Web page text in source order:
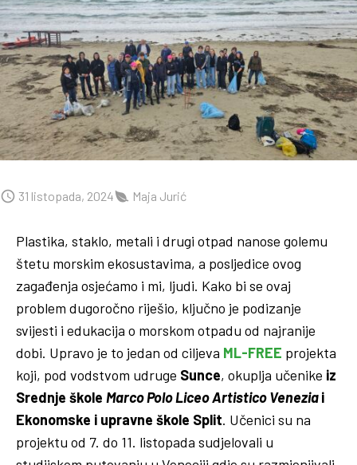
31 listopada, 2024 Maja Jurić
Plastika, staklo, metali i drugi otpad nanose golemu
štetu morskim ekosustavima, a posljedice ovog
zagađenja osjećamo i mi, ljudi. Kako bi se ovaj
problem dugoročno riješio, ključno je podizanje
svijesti i edukacija o morskom otpadu od najranije
dobi. Upravo je to jedan od ciljeva ML-FREE projekta
koji, pod vodstvom udruge Sunce, okuplja učenike iz
Srednje škole Marco Polo Liceo Artistico Veneziai
Ekonomske i upravne škole Split. Učenici su na
projektu od 7. do 11. listopada sudjelovali u